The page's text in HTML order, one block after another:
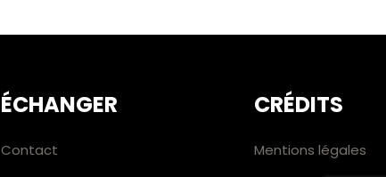
ÉCHANGER
Contact
CRÉDITS
Mentions légales